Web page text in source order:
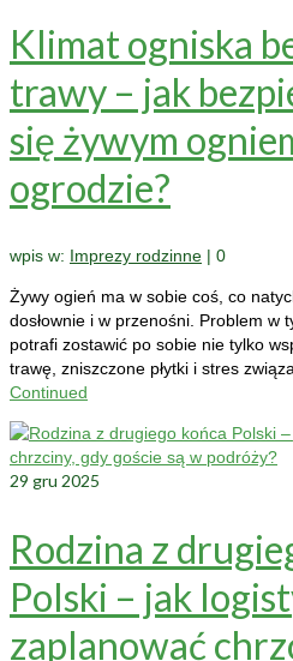
Klimat ogniska
trawy – jak
się żywym
ogrodzie?
wpis w: Imprezy rodzinne | 0
Żywy ogień ma w sobie coś, co
dosłownie i w przenośni. Problem w
potrafi zostawić po sobie nie tylko
trawę, zniszczone płytki i stres
Continued
29 gru 2025
Rodzina z
Polski – jak
zaplanować